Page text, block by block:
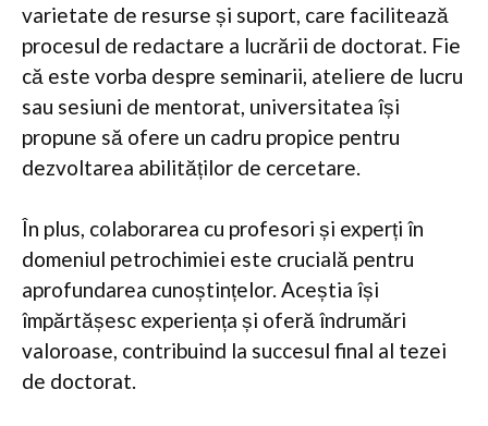
varietate de resurse și suport, care facilitează
procesul de redactare a lucrării de doctorat. Fie
că este vorba despre seminarii, ateliere de lucru
sau sesiuni de mentorat, universitatea își
propune să ofere un cadru propice pentru
dezvoltarea abilităților de cercetare.
În plus, colaborarea cu profesori și experți în
domeniul petrochimiei este crucială pentru
aprofundarea cunoștințelor. Aceștia își
împărtășesc experiența și oferă îndrumări
valoroase, contribuind la succesul final al tezei
de doctorat.